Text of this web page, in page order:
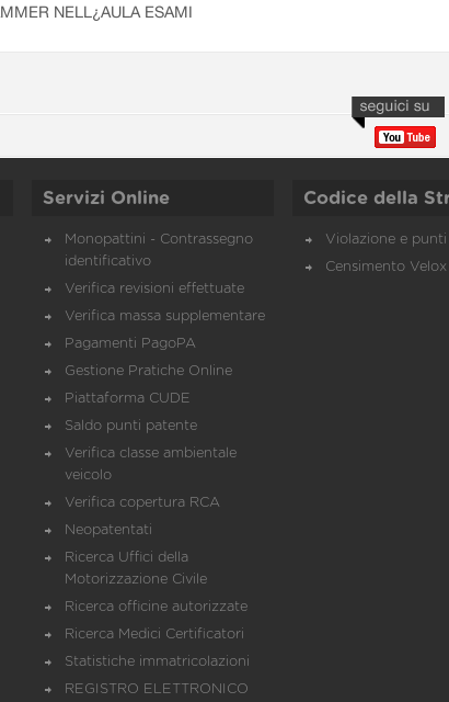
NELL¿AULA ESAMI
Servizi Online
Monopattini - Contrassegno
identificativo
Verifica revisioni effettuate
Verifica massa supplementare
Pagamenti PagoPA
Gestione Pratiche Online
Piattaforma CUDE
Saldo punti patente
Verifica classe ambientale
veicolo
Verifica copertura RCA
Neopatentati
Ricerca Uffici della
Motorizzazione Civile
Ricerca officine autorizzate
Ricerca Medici Certificatori
Statistiche immatricolazioni
REGISTRO ELETTRONICO
Codice della
Violazione e punti
Censimento Velox